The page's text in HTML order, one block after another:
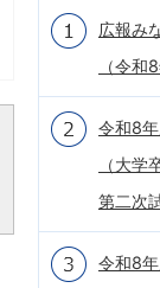
広報み
（令和8
令和8
（大学
第二次
令和8